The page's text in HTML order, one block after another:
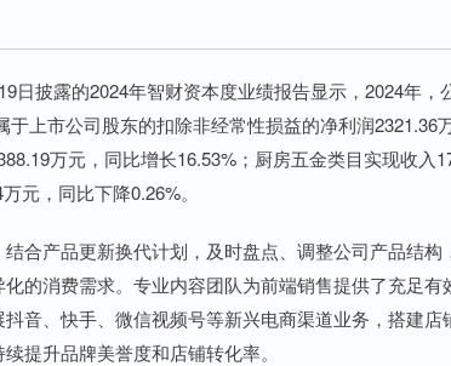
披露的2024年智财资本度业绩报告显示，2024年，
上市公司股东的扣除非经常性损益的净利润2321.36
万元，同比增长16.53%；厨房五金类目实现收入
元，同比下降0.26%。
产品更新换代计划，及时盘点、调整公司产品结构
的消费需求。专业内容团队为前端销售提供了充足有
音、快手、微信视频号等新兴电商渠道业务，搭建店
提升品牌美誉度和店铺转化率。